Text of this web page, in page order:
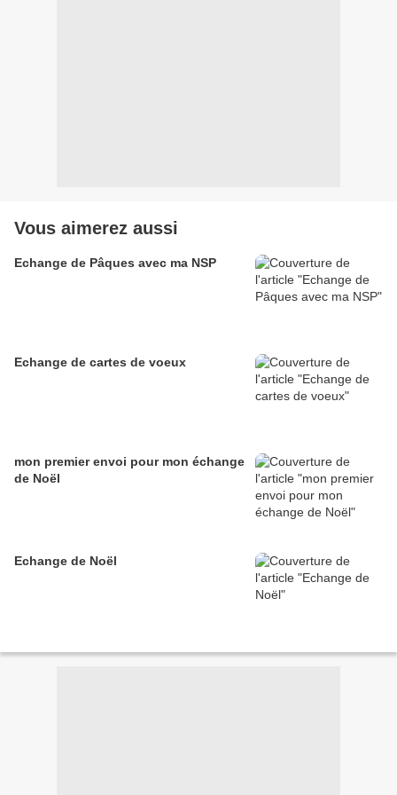
Vous aimerez aussi
Echange de Pâques avec ma NSP
Echange de cartes de voeux
mon premier envoi pour mon échange
de Noël
Echange de Noël